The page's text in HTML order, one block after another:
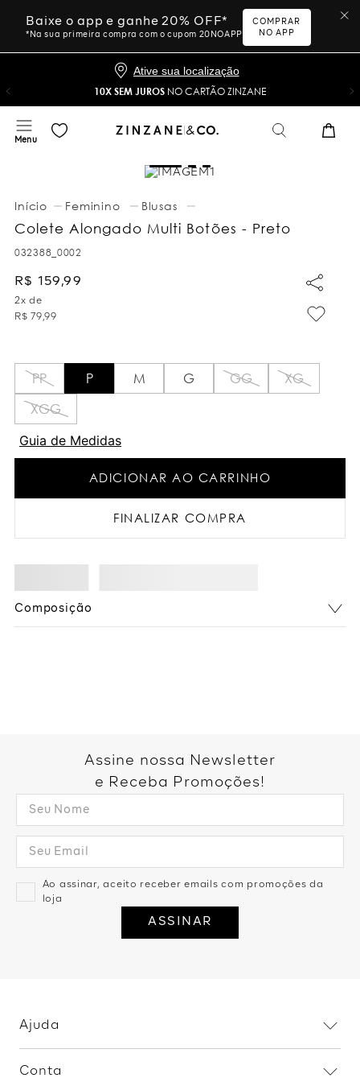
Baixe o app e ganhe 20% OFF*
*Na sua primeira compra com o cupom 20NOAPP
COMPRAR
NO APP
Ative sua localização
10X SEM JUROS NO CARTÃO ZINZANE
Feminino Blusas
Colete Alongado Multi Botões - Preto
032388_0002
R$ 159,99
2x de
R$ 79,99
PP P M G GG
XG
XGG
Guia de Medidas
ADICIONAR AO CARRINHO
FINALIZAR COMPRA
Composição
Marrom
99 ,99 1 R$
Blusa Manga Longa Gola Alta -